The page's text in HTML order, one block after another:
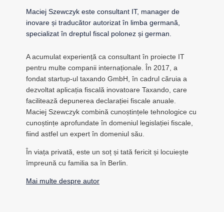
Maciej Szewczyk este consultant IT, manager de
inovare și traducător autorizat în limba germană,
specializat în dreptul fiscal polonez și german.
A acumulat experiență ca consultant în proiecte IT
pentru multe companii internaționale. În 2017, a
fondat startup-ul taxando GmbH, în cadrul căruia a
dezvoltat aplicația fiscală inovatoare Taxando, care
facilitează depunerea declarației fiscale anuale.
Maciej Szewczyk combină cunoștințele tehnologice cu
cunoștințe aprofundate în domeniul legislației fiscale,
fiind astfel un expert în domeniul său.
În viața privată, este un soț și tată fericit și locuiește
împreună cu familia sa în Berlin.
Mai multe despre autor